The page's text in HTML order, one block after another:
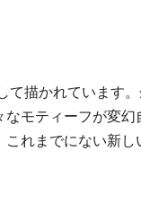
て描かれています
モティーフが変幻
れまでにない新し